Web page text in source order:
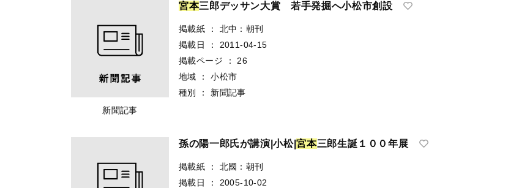
新聞記事
宮本三郎デッサン大賞 若手発掘へ小松市創設
掲載紙 ：
北中：朝刊
掲載日
：
2011-04-15
掲載ページ
：
26
地域
：
小松市
種別
： 新聞記事
孫の陽一郎氏が講演|小松|宮本三郎生誕１００年展
掲載紙 ：
北國：朝刊
掲載日
：
2005-10-02